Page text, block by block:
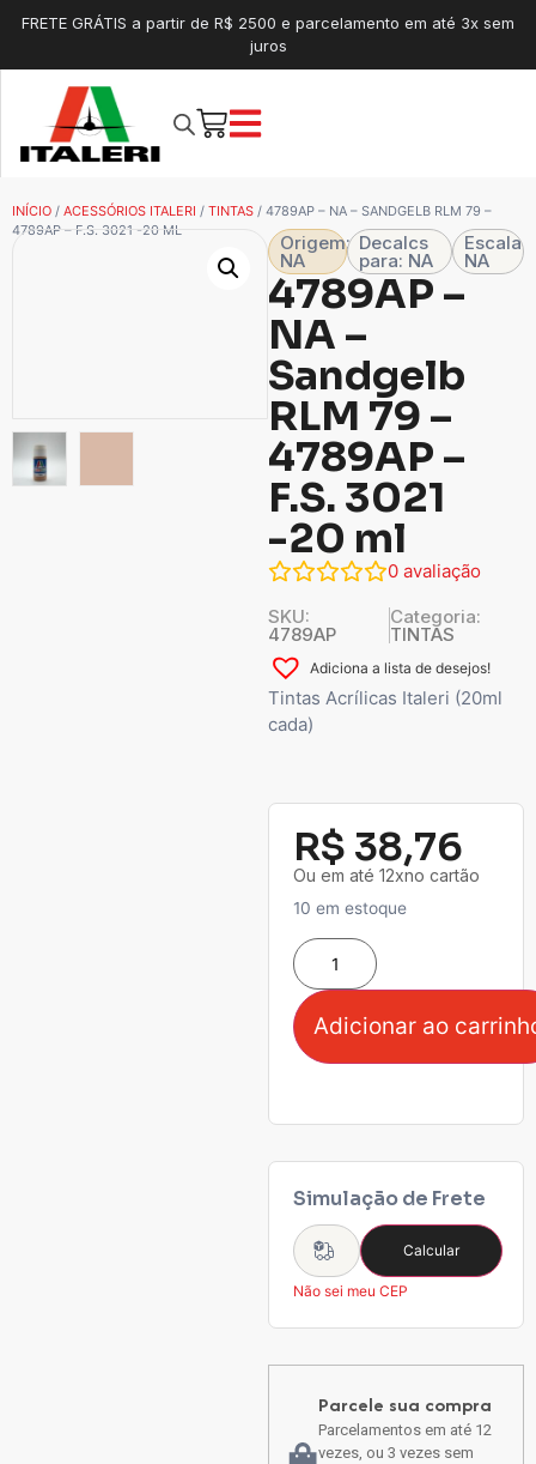
FRETE GRÁTIS a partir de R$ 2500 e parcelamento em até 3x sem
juros
INÍCIO / ACESSÓRIOS ITALERI / TINTAS / 4789AP – NA – SANDGELB RLM 79 –
4789AP – F.S. 3021 -20 ML
Origem:
NA
Decalcs
para: NA
Escala
NA
4789AP –
NA –
Sandgelb
RLM 79 –
4789AP –
F.S. 3021
-20 ml
0 avaliação
SKU:
4789AP
Categoria:
TINTAS
Adiciona a lista de desejos!
Tintas Acrílicas Italeri (20ml
cada)
R$ 38,76
Ou em até 12xno cartão
10 em estoque
Adicionar ao
Simulação de Frete
Calcular
Não sei meu CEP
Parcele sua compra
Parcelamentos em até 12
vezes, ou 3 vezes sem